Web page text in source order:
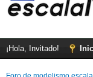
¡Hola, Invitado!